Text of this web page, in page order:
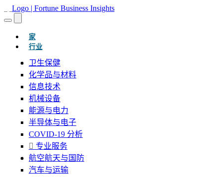
家(当前的)
行业
卫生保健
化学品与材料
信息技术
机械设备
能源与电力
半导体与电子
COVID-19 分析
专业服务
航空航天与国防
汽车与运输